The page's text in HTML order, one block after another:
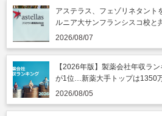
アステラス、フェゾリネタント
ルニア大サンフランシスコ校と
うのニュースまとめ読み（2026
2026/08/07
【2026年版】製薬会社年収ラ
が1位…新薬大手トップは1350
2026/08/05